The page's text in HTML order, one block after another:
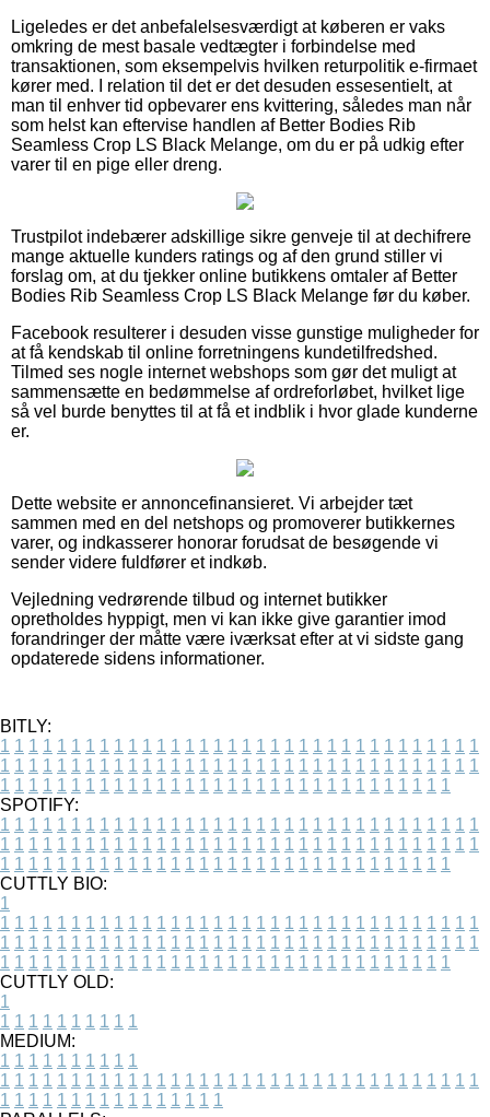
Ligeledes er det anbefalelsesværdigt at køberen er vaks
omkring de mest basale vedtægter i forbindelse med
transaktionen, som eksempelvis hvilken returpolitik e-firmaet
kører med. I relation til det er det desuden essesentielt, at
man til enhver tid opbevarer ens kvittering, således man når
som helst kan eftervise handlen af Better Bodies Rib
Seamless Crop LS Black Melange, om du er på udkig efter
varer til en pige eller dreng.
Trustpilot indebærer adskillige sikre genveje til at dechifrere
mange aktuelle kunders ratings og af den grund stiller vi
forslag om, at du tjekker online butikkens omtaler af Better
Bodies Rib Seamless Crop LS Black Melange før du køber.
Facebook resulterer i desuden visse gunstige muligheder for
at få kendskab til online forretningens kundetilfredshed.
Tilmed ses nogle internet webshops som gør det muligt at
sammensætte en bedømmelse af ordreforløbet, hvilket lige
så vel burde benyttes til at få et indblik i hvor glade kunderne
er.
Dette website er annoncefinansieret. Vi arbejder tæt
sammen med en del netshops og promoverer butikkernes
varer, og indkasserer honorar forudsat de besøgende vi
sender videre fuldfører et indkøb.
Vejledning vedrørende tilbud og internet butikker
opretholdes hyppigt, men vi kan ikke give garantier imod
forandringer der måtte være iværksat efter at vi sidste gang
opdaterede sidens informationer.
BITLY:
1 1 1 1 1 1 1 1 1 1 1 1 1 1 1 1 1 1 1 1 1 1 1 1 1 1 1 1 1 1 1 1 1 1
1 1 1 1 1 1 1 1 1 1 1 1 1 1 1 1 1 1 1 1 1 1 1 1 1 1 1 1 1 1 1 1 1 1
1 1 1 1 1 1 1 1 1 1 1 1 1 1 1 1 1 1 1 1 1 1 1 1 1 1 1 1 1 1 1 1
SPOTIFY:
1 1 1 1 1 1 1 1 1 1 1 1 1 1 1 1 1 1 1 1 1 1 1 1 1 1 1 1 1 1 1 1 1 1
1 1 1 1 1 1 1 1 1 1 1 1 1 1 1 1 1 1 1 1 1 1 1 1 1 1 1 1 1 1 1 1 1 1
1 1 1 1 1 1 1 1 1 1 1 1 1 1 1 1 1 1 1 1 1 1 1 1 1 1 1 1 1 1 1 1
CUTTLY BIO:
1
1 1 1 1 1 1 1 1 1 1 1 1 1 1 1 1 1 1 1 1 1 1 1 1 1 1 1 1 1 1 1 1 1 1
1 1 1 1 1 1 1 1 1 1 1 1 1 1 1 1 1 1 1 1 1 1 1 1 1 1 1 1 1 1 1 1 1 1
1 1 1 1 1 1 1 1 1 1 1 1 1 1 1 1 1 1 1 1 1 1 1 1 1 1 1 1 1 1 1 1
CUTTLY OLD:
1
1 1 1 1 1 1 1 1 1 1
MEDIUM:
1 1 1 1 1 1 1 1 1 1
1 1 1 1 1 1 1 1 1 1 1 1 1 1 1 1 1 1 1 1 1 1 1 1 1 1 1 1 1 1 1 1 1 1
1 1 1 1 1 1 1 1 1 1 1 1 1 1 1 1